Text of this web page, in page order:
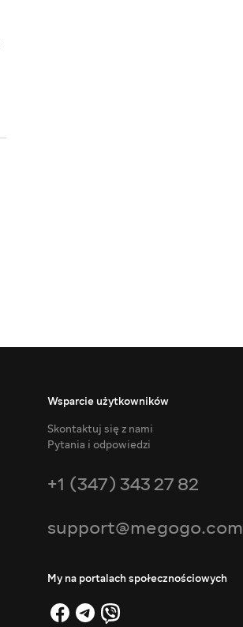
Wsparcie użytkowników
Skontaktuj się z nami
Pytania i odpowiedzi
+1 (347) 343 27 82
support@megogo.com
My na portalach społecznościowych